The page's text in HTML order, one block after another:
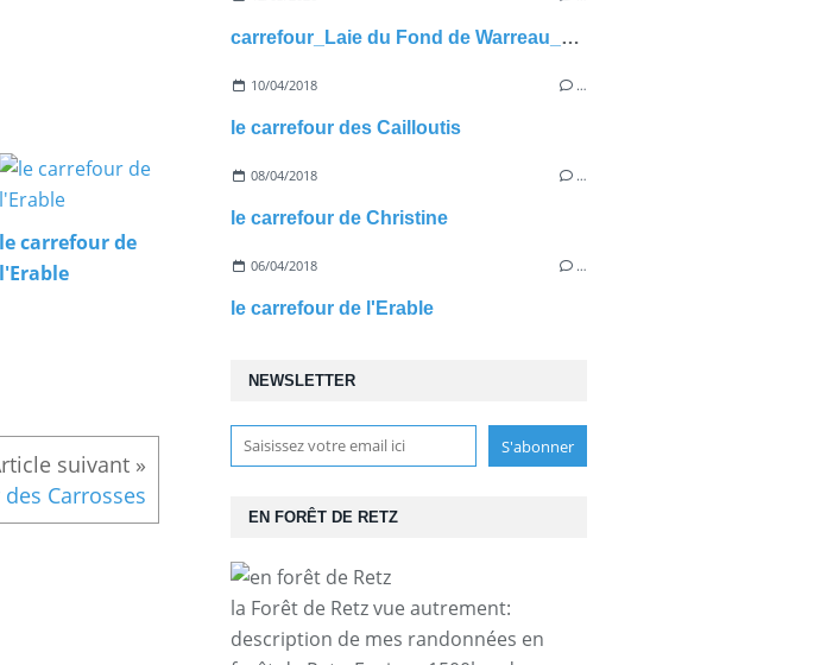
le carrefour de
l'Erable
Carrosses
NEWSLETTER
EN FORÊT DE RETZ
la Forêt de Retz vue autrement:
description de mes randonnées en
carrefour_Laie du Fond de Warreau_Laie du Lapereau
10/04/2018 …
le carrefour des Cailloutis
08/04/2018 …
le carrefour de Christine
06/04/2018 …
le carrefour de l'Erable